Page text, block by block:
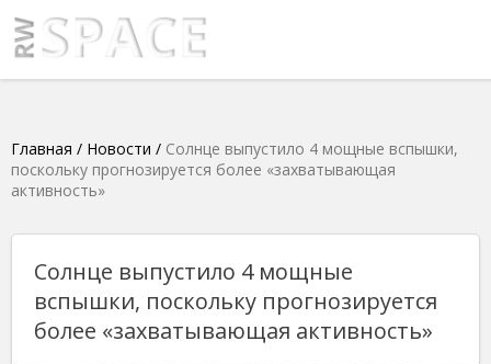
Главная / Новости / Солнце выпустило 4 мощные вспышки,
поскольку прогнозируется более «захватывающая
активность»
Солнце выпустило 4 мощные
вспышки, поскольку прогнозируется
более «захватывающая активность»